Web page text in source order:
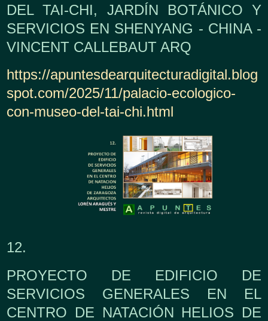
DEL TAI-CHI, JARDÍN BOTÁNICO Y
SERVICIOS EN SHENYANG - CHINA -
VINCENT CALLEBAUT ARQ
https://apuntesdearquitecturadigital.blog
spot.com/2025/11/palacio-ecologico-
con-museo-del-tai-chi.html
12.
PROYECTO DE EDIFICIO DE
SERVICIOS GENERALES EN EL
CENTRO DE NATACIÓN HELIOS DE